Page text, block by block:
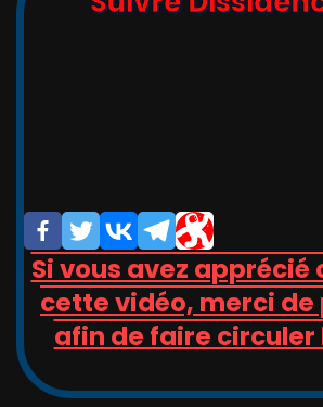
Si vous avez
cette vidéo, merci
afin de faire circuler